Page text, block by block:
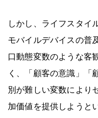
しかし、ライフスタイ
モバイルデバイスの普
口動態変数のような客
く、「顧客の意識」「
別が難しい変数により
加価値を提供しようと